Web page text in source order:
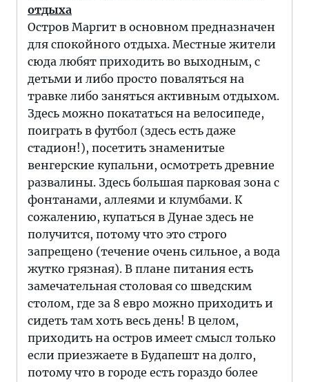
отдыха
Остров Маргит в основном предназначен
для спокойного отдыха. Местные жители
сюда любят приходить во выходным, с
детьми и либо просто поваляться на
травке либо заняться активным отдыхом.
Здесь можно покататься на велосипеде,
поиграть в футбол (здесь есть даже
стадион!), посетить знаменитые
венгерские купальни, осмотреть древние
развалины. Здесь большая парковая зона с
фонтанами, аллеями и клумбами. К
сожалению, купаться в Дунае здесь не
получится, потому что это строго
запрещено (течение очень сильное, а вода
жутко грязная). В плане питания есть
замечательная столовая со шведским
столом, где за 8 евро можно приходить и
сидеть там хоть весь день! В целом,
приходить на остров имеет смысл только
если приезжаете в Будапешт на долго,
потому что в городе есть гораздо более